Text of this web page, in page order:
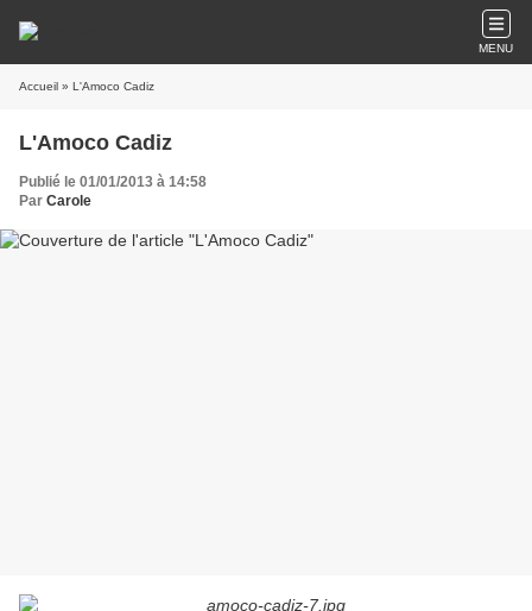
MENU
Accueil » L'Amoco Cadiz
L'Amoco Cadiz
Publié le 01/01/2013 à 14:58
Par Carole